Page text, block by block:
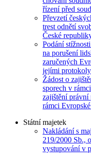
řízení před
Převzetí
trest odnětí
České
Podání
na porušení
zaručených
jejími protokoly
Žádost o
sporech v
zajištění právní
rámci
Státní majetek
Nakládání s
219/2000 Sb.,
vystupování v